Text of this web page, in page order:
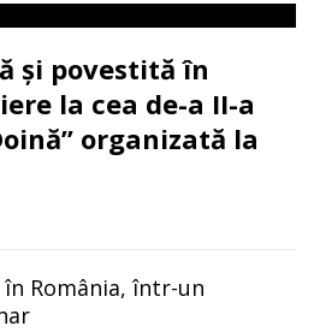
și povestită în
la cea de-a II-a
organizată la
România, într-un